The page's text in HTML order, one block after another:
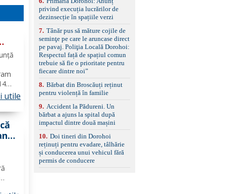
utile
privind execuția lucrărilor de
dezinsecție în spațiile verzi
7. Tânăr pus să măture cojile de
seminţe pe care le aruncase direct
pe pavaj. Poliţia Locală Dorohoi:
Respectul față de spațiul comun
trebuie să fie o prioritate pentru
fiecare dintre noi”
8. Bărbat din Broscăuți reținut
pentru violență în familie
9. Accident la Pădureni. Un
bărbat a ajuns la spital după
impactul dintre două mașini
10. Doi tineri din Dorohoi
reținuți pentru evadare, tâlhărie
și conducerea unui vehicul fără
permis de conducere